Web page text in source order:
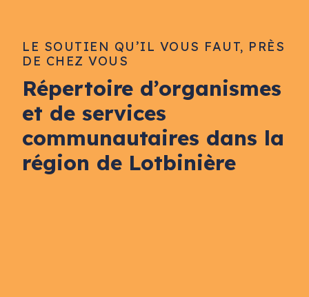
LE SOUTIEN QU’IL VOUS FAUT, PRÈS
DE CHEZ VOUS
Répertoire d’organismes
et de services
communautaires dans la
région de Lotbinière